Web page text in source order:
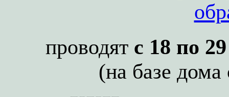
проводят с 18 по
(на базе